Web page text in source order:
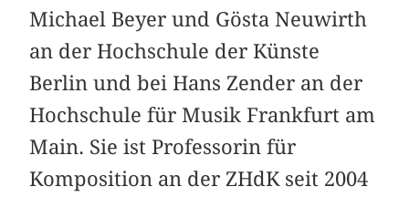
Michael Beyer und Gösta Neuwirth
an der Hochschule der Künste
Berlin und bei Hans Zender an der
Hochschule für Musik Frankfurt am
Main. Sie ist Professorin für
Komposition an der ZHdK seit 2004